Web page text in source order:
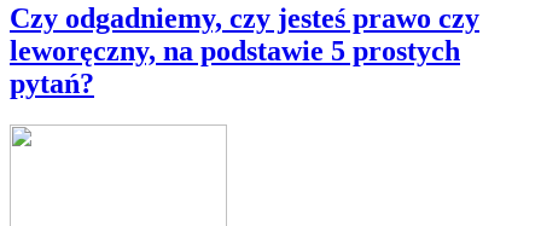
Czy odgadniemy, czy jesteś prawo czy
leworęczny, na podstawie 5 prostych
pytań?